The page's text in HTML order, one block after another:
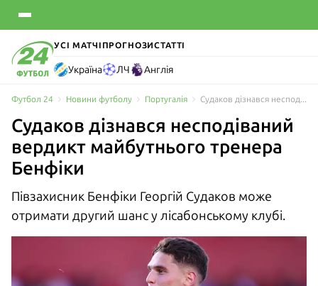
УСІ МАТЧІ ПРОГНОЗИСТАТТІ
Україна ЛЧ Англія
Футбол 24 Новини футболу Португалія
Судаков дізнався несподіваний
вердикт майбутнього тренера
Бенфіки
Півзахисник Бенфіки Георгій Судаков може
отримати другий шанс у лісабонському клубі.